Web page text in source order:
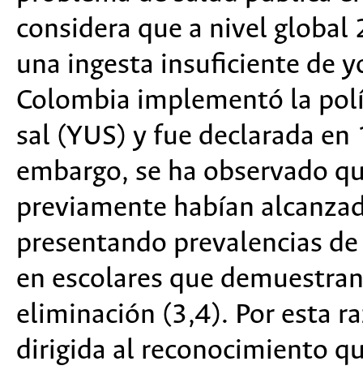
considera que a nivel
una ingesta insuficiente de
Colombia implementó la
sal (YUS) y fue declarada
embargo, se ha observado
previamente habían
presentando prevalencias
en escolares que
eliminación (3,4). Por esta
dirigida al reconocimiento